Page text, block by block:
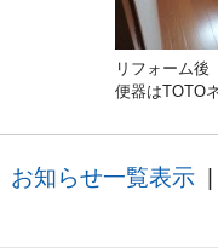
リフォーム
便器はTOTO
お知らせ一覧表示